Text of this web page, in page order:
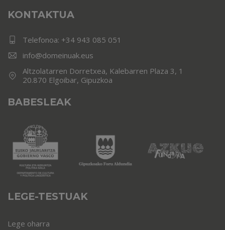
KONTAKTUA
Telefonoa: +34 943 085 051
info@domeinuak.eus
Altzolatarren Dorretxea, Kalebarren Plaza 3, 1
20.870 Elgoibar, Gipuzkoa
BABESLEAK
LEGE-TESTUAK
Lege oharra